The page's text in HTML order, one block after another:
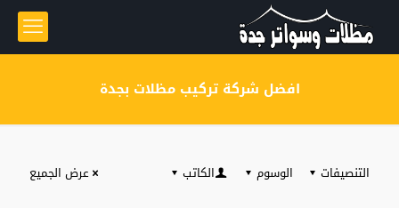
افضل شركة تركيب مظلات بجدة
التنصيفات الوسوم الكاتب عرض الجميع